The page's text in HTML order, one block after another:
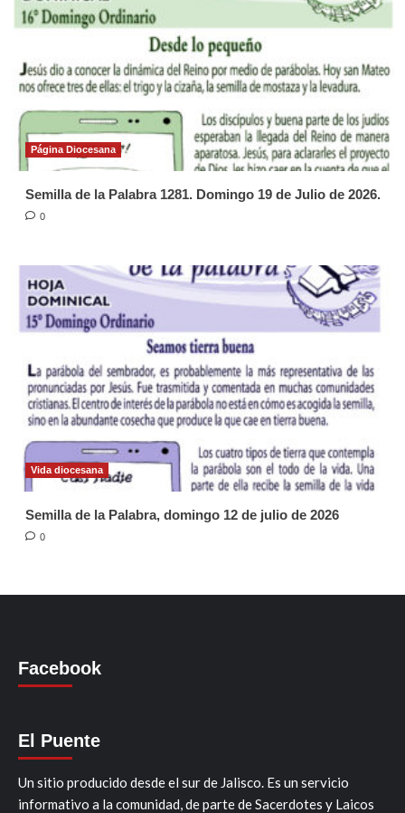
Página Diocesana
Semilla de la Palabra 1281. Domingo 19 de Julio de 2026.
0
Vida diocesana
Semilla de la Palabra, domingo 12 de julio de 2026
0
Facebook
El Puente
Un sitio producido desde el sur de Jalisco. Es un servicio
informativo a la comunidad, de parte de Sacerdotes y Laicos